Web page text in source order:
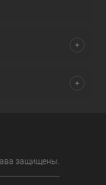
защищены.